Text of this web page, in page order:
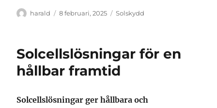
Författare
harald
Publicerat
8 februari, 2025 Kategorier
Solskydd
Solcellslösningar för en
hållbar framtid
Solcellslösningar ger hållbara och